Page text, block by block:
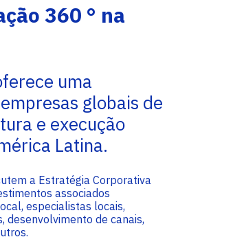
360 ° na
uma
globais de
e execução
Latina.
a Estratégia Corporativa
associados
especialistas locais,
desenvolvimento de canais,